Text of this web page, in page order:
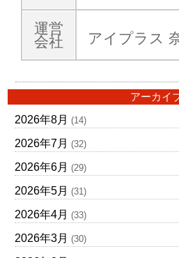
運営
会社
アイプラス
アーカイ
2026年8月 (14)
2026年7月 (32)
2026年6月 (29)
2026年5月 (31)
2026年4月 (33)
2026年3月 (30)